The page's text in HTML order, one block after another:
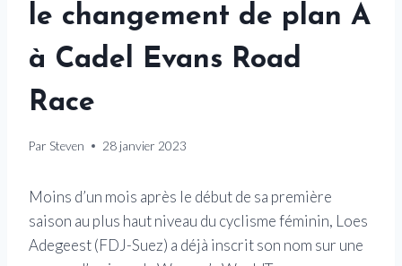
le changement de plan A
à Cadel Evans Road
Race
Par Steven 28 janvier 2023
Moins d’un mois après le début de sa première
saison au plus haut niveau du cyclisme féminin, Loes
Adegeest (FDJ-Suez) a déjà inscrit son nom sur une